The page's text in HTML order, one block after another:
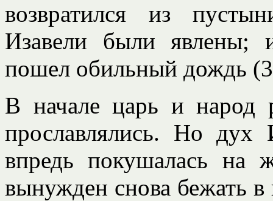
возвратился из
Изавели были явлены;
пошел обильный дождь
В начале царь и народ
прославлялись. Но
впредь покушалась
вынужден снова бежать